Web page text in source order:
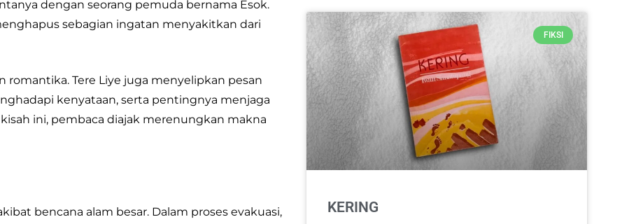
dengan seorang pemuda bernama Esok.
sebagian ingatan menyakitkan dari
romantika. Tere Liye juga menyelipkan pesan
kenyataan, serta pentingnya menjaga
ini, pembaca diajak merenungkan makna
bencana alam besar. Dalam proses evakuasi,
FIKSI
KERING